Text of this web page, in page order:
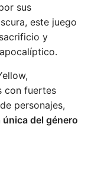
sus
este juego
y
con fuertes
personajes,
del género